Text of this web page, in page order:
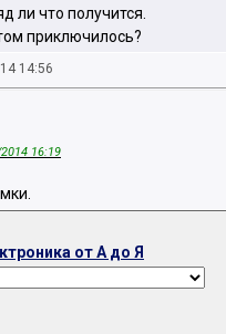
ли что получится.
приключилось?
14:56
16:19
от А до Я